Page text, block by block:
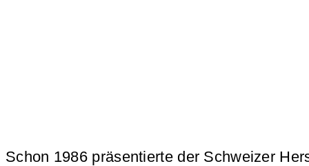
Schon 1986 präsentierte der Schweizer